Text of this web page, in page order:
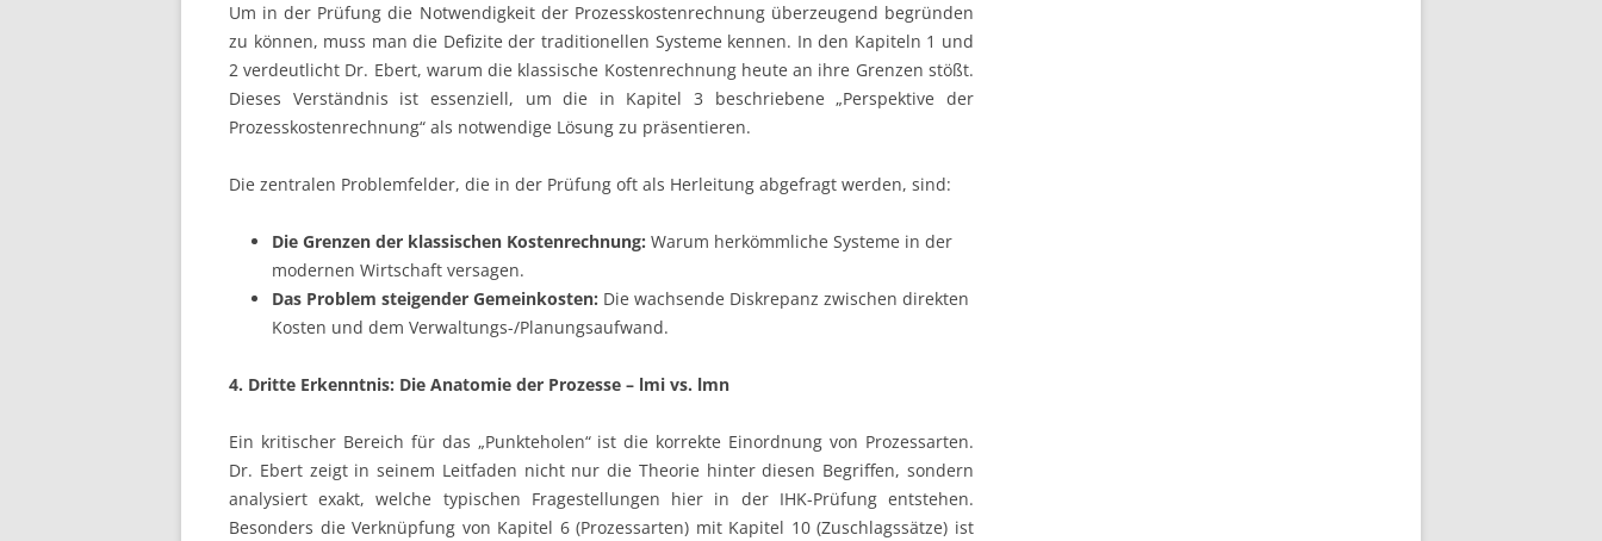
Um in der Prüfung die Notwendigkeit der Prozesskostenrechnung überzeugend begründen
zu können, muss man die Defizite der traditionellen Systeme kennen. In den Kapiteln 1 und
2 verdeutlicht Dr. Ebert, warum die klassische Kostenrechnung heute an ihre Grenzen stößt.
Dieses Verständnis ist essenziell, um die in Kapitel 3 beschriebene „Perspektive der
Prozesskostenrechnung“ als notwendige Lösung zu präsentieren.
Die zentralen Problemfelder, die in der Prüfung oft als Herleitung abgefragt werden, sind:
Die Grenzen der klassischen Kostenrechnung: Warum herkömmliche Systeme in der
modernen Wirtschaft versagen.
Das Problem steigender Gemeinkosten: Die wachsende Diskrepanz zwischen direkten
Kosten und dem Verwaltungs-/Planungsaufwand.
4. Dritte Erkenntnis: Die Anatomie der Prozesse – lmi vs. lmn
Ein kritischer Bereich für das „Punkteholen“ ist die korrekte Einordnung von Prozessarten.
Dr. Ebert zeigt in seinem Leitfaden nicht nur die Theorie hinter diesen Begriffen, sondern
analysiert exakt, welche typischen Fragestellungen hier in der IHK-Prüfung entstehen.
Besonders die Verknüpfung von Kapitel 6 (Prozessarten) mit Kapitel 10 (Zuschlagssätze) ist